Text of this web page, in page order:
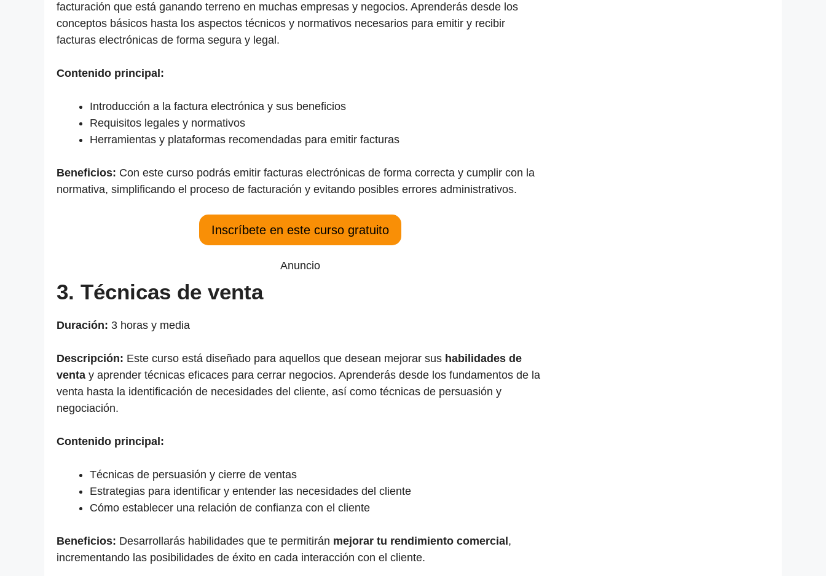
facturación que está ganando terreno en muchas empresas y negocios. Aprenderás desde los
conceptos básicos hasta los aspectos técnicos y normativos necesarios para emitir y recibir
facturas electrónicas de forma segura y legal.
Contenido principal:
Introducción a la factura electrónica y sus beneficios
Requisitos legales y normativos
Herramientas y plataformas recomendadas para emitir facturas
Beneficios: Con este curso podrás emitir facturas electrónicas de forma correcta y cumplir con la
normativa, simplificando el proceso de facturación y evitando posibles errores administrativos.
Inscríbete en este curso gratuito
Anuncio
3. Técnicas de venta
Duración: 3 horas y media
Descripción: Este curso está diseñado para aquellos que desean mejorar sus habilidades de
venta y aprender técnicas eficaces para cerrar negocios. Aprenderás desde los fundamentos de la
venta hasta la identificación de necesidades del cliente, así como técnicas de persuasión y
negociación.
Contenido principal:
Técnicas de persuasión y cierre de ventas
Estrategias para identificar y entender las necesidades del cliente
Cómo establecer una relación de confianza con el cliente
Beneficios: Desarrollarás habilidades que te permitirán mejorar tu rendimiento comercial ,
incrementando las posibilidades de éxito en cada interacción con el cliente.